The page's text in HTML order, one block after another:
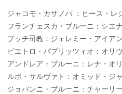
ジャコモ・カサノバ ：ヒース・レ
フランチェスカ・ブルーニ：シエ
プッチ司教：ジェレミー・アイア
ピエトロ・パプリッツィオ：オリ
アンドレア・ブルーニ：レナ・オ
ルポ・サルヴァト：オミッド・ジ
ジョバンニ・ブルーニ：チャーリ